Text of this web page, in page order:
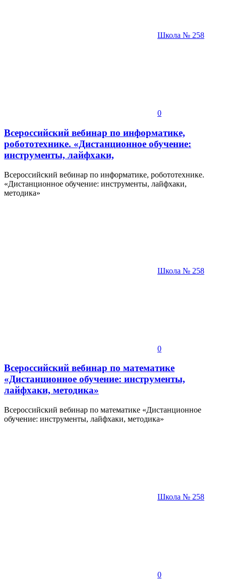
Школа № 258
0
Всероссийский вебинар по информатике,
робототехнике. «Дистанционное обучение:
инструменты, лайфхаки,
Всероссийский вебинар по информатике, робототехнике.
«Дистанционное обучение: инструменты, лайфхаки,
методика»
Школа № 258
0
Всероссийский вебинар по математике
«Дистанционное обучение: инструменты,
лайфхаки, методика»
Всероссийский вебинар по математике «Дистанционное
обучение: инструменты, лайфхаки, методика»
Школа № 258
0